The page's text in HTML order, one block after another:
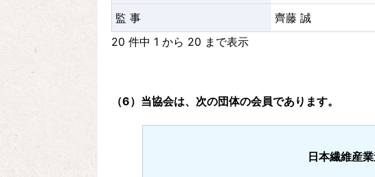
監 事 齊藤 誠
20 件中 1 から 20 まで表示
（6）当協会は、次の団体の会員であります。
日本繊維産